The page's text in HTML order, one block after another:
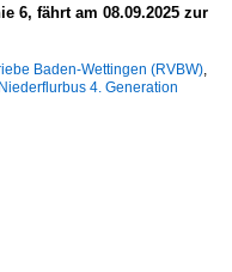
6, fährt am 08.09.2025 zur
Baden-Wettingen (RVBW),
4. Generation